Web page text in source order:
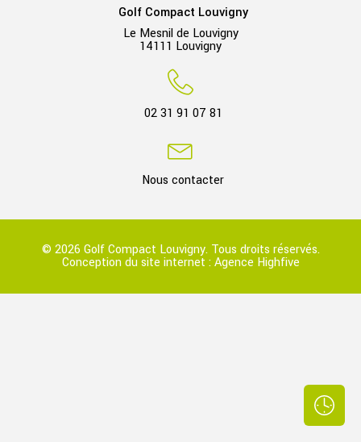
Golf Compact Louvigny
Le Mesnil de Louvigny
14111 Louvigny
02 31 91 07 81
Nous contacter
© 2026 Golf Compact Louvigny. Tous droits réservés.
Conception du site internet :Agence Highfive